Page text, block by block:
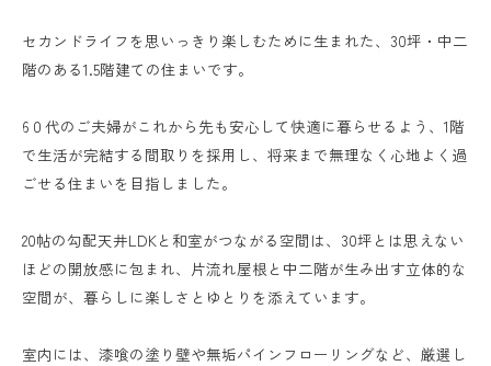
セカンドライフを思いっきり楽しむために生まれた、30坪・中二
階のある1.5階建ての住まいです。
6０代のご夫婦がこれから先も安心して快適に暮らせるよう、1階
で生活が完結する間取りを採用し、将来まで無理なく心地よく過
ごせる住まいを目指しました。
20帖の勾配天井LDKと和室がつながる空間は、30坪とは思えない
ほどの開放感に包まれ、片流れ屋根と中二階が生み出す立体的な
空間が、暮らしに楽しさとゆとりを添えています。
室内には、漆喰の塗り壁や無垢パインフローリングなど、厳選し